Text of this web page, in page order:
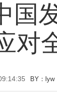
国
对
BY：lyw